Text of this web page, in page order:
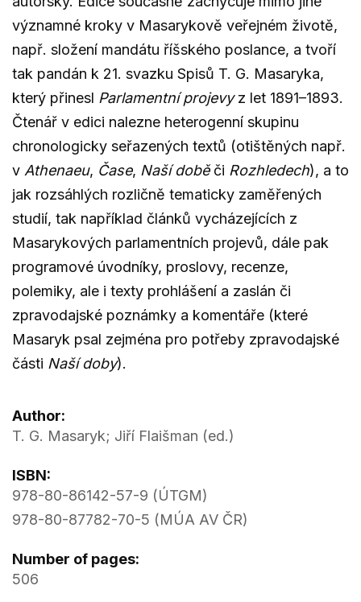
významné kroky v Masarykově veřejném životě,
např. složení mandátu říšského poslance, a tvoří
tak pandán k 21. svazku Spisů T. G. Masaryka,
který přinesl Parlamentní projevyz let 1891–1893.
Čtenář v edici nalezne heterogenní skupinu
chronologicky seřazených textů (otištěných např.
v Athenaeu, Čase, Naší doběči Rozhledech), a to
jak rozsáhlých rozličně tematicky zaměřených
studií, tak například článků vycházejících z
Masarykových parlamentních projevů, dále pak
programové úvodníky, proslovy, recenze,
polemiky, ale i texty prohlášení a zaslán či
zpravodajské poznámky a komentáře (které
Masaryk psal zejména pro potřeby zpravodajské
části Naší doby).
Author:
T. G. Masaryk; Jiří Flaišman (ed.)
ISBN:
978-80-86142-57-9 (ÚTGM)
978-80-87782-70-5 (MÚA AV ČR)
Number of pages:
506